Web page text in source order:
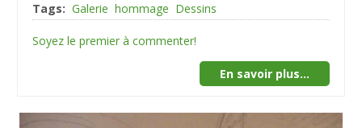
Tags: Galerie hommage Dessins
Soyez le premier à commenter!
En savoir plus...